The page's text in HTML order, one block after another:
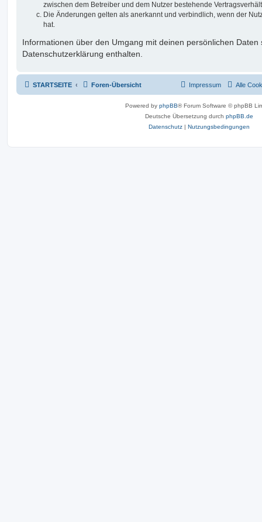
zwischen dem Betreiber und dem Nutzer bestehende
Die Änderungen gelten als anerkannt und verbindlich, wenn der
hat.
Informationen über den Umgang mit deinen persönlichen Daten
Datenschutzerklärung enthalten.
STARTSEITE Foren-Übersicht Alle
Impressum
Powered by phpBB® Forum Software © phpBB
Deutsche Übersetzung durch phpBB.de
Datenschutz | Nutzungsbedingungen